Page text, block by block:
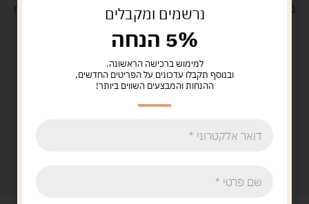
משלוח בקנייה מעל 329 ש"ח משלוח עםנרשמים ומקבלים
5% הנחה
למימוש ברכישה הראשונה.
ובנוסף תקבלו עדכונים על הפריטים החדשים,
ההנחות והמבצעים השווים ביותר!